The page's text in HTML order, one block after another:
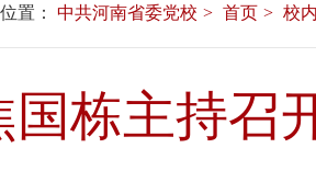
置： 中共河南省委党校 首页 校
国栋主持召